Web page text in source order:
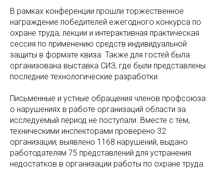
В рамках конференции прошли торжественное
награждение победителей ежегодного конкурса по
охране труда, лекции и интерактивная практическая
сессия по применению средств индивидуальной
защиты в формате квиза. Также для гостей была
организована выставка СИЗ, где были представлены
последние технологические разработки.
Письменные и устные обращения членов профсоюза
о нарушениях в работе организаций области за
исследуемый период не поступали. Вместе с тем,
техническими инспекторами проверено 32
организации, выявлено 1168 нарушений, выдано
работодателям 75 представлений для устранения
недостатков в организации работы по охране труда.